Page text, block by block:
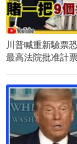
川普喊重新驗票
最高法院批准計